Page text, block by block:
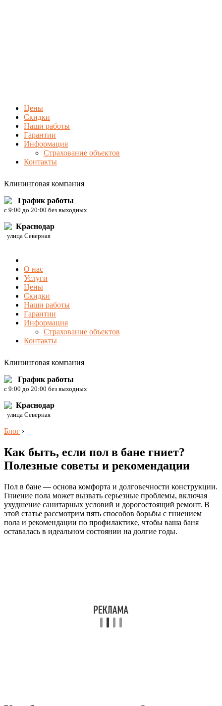
Цены
Скидки
Наши работы
Гарантии
Информация
Страхование объектов
Контакты
Клининговая компания
График работы
c 9:00 до 20:00 без выходных
Краснодар
улица Северная
О нас
Услуги
Цены
Скидки
Наши работы
Гарантии
Информация
Страхование объектов
Контакты
Клининговая компания
График работы
c 9:00 до 20:00 без выходных
Краснодар
улица Северная
Блог ›
Как быть, если пол в бане гниет?
Полезные советы и рекомендации
Пол в бане — основа комфорта и долговечности конструкции.
Гниение пола может вызвать серьезные проблемы, включая
ухудшение санитарных условий и дорогостоящий ремонт. В
этой статье рассмотрим пять способов борьбы с гниением
пола и рекомендации по профилактике, чтобы ваша баня
оставалась в идеальном состоянии на долгие годы.